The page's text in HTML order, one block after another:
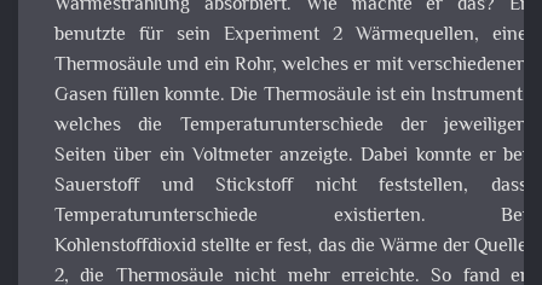
Rohr, welches er mit verschiedenen Gasen füllen konnte.
Thermosäule ist ein Instrument, welches
Temperaturunterschiede der jeweiligen Seiten über
Voltmeter anzeigte. Dabei konnte er bei Sauerstoff
Stickstoff nicht feststellen, dass
existierten. Bei Kohlenstoffdioxid stellte er fest, das
Wärme der Quelle 2, die Thermosäule nicht mehr
So fand er heraus, welche Gase, neben Wasserdampf
Methan, die Wärmestrahlung in unserer